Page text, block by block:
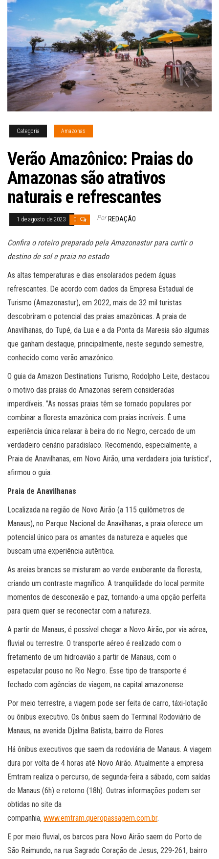
Categoria Amazonas
Verão Amazônico: Praias do
Amazonas são atrativos
naturais e refrescantes
1 de agosto de 2023 0 Por REDAÇÃO
Confira o roteiro preparado pela Amazonastur para curtir o
destino de sol e praia no estado
As altas temperaturas e dias ensolarados pedem águas
refrescantes. De acordo com dados da Empresa Estadual de
Turismo (Amazonastur), em 2022, mais de 32 mil turistas
descobriram o potencial das praias amazônicas. A praia de
Anavilhanas, do Tupé, da Lua e a da Ponta da Maresia são algumas
que ganham destaque, principalmente, neste segundo semestre,
conhecido como verão amazônico.
O guia da Amazon Destinations Turismo, Rodolpho Leite, destacou
o motivo das praias do Amazonas serem consideradas
imperdíveis. ”As nossas praias têm se tornado populares por
combinar a floresta amazônica com praias incríveis. É uma
experiência única relaxar à beira do rio Negro, cercado de um
verdadeiro cenário paradisíaco. Recomendo, especialmente, a
Praia de Anavilhanas, em Novo Airão, uma verdadeira joia turística”,
afirmou o guia.
Praia de Anavilhanas
Localizada na região de Novo Airão (a 115 quilômetros de
Manaus), no Parque Nacional de Anavilhanas, a praia oferece um
potencial único para os amantes da natureza e aqueles que
buscam uma experiência autêntica.
As areias brancas se misturam ao verde exuberante da floresta,
criando um contraste magnífico. A tranquilidade do local permite
momentos de desconexão e paz, tornando-a uma opção perfeita
para quem quer se reconectar com a natureza.
A partir de Manaus, é possível chegar a Novo Airão, por via aérea,
fluvial ou terrestre. O transporte aéreo é realizado com o
fretamento de um hidroavião a partir de Manaus, com o
espetacular pouso no Rio Negro. Esse tipo de transporte é
fechado com agências de viagem, na capital amazonense.
Por meio terrestre, a viagem pode ser feita de carro, táxi-lotação
ou ônibus executivo. Os ônibus saem do Terminal Rodoviário de
Manaus, na avenida Djalma Batista, bairro de Flores.
Há ônibus executivos que saem da rodoviária de Manaus. A viagem
dura por volta de 4 horas até Novo Airão. Atualmente a empresa
Emtram realiza o percurso, de segunda-feira a sábado, com saídas
de Manaus (6h) e retorno (18h). Outras informações podem ser
obtidas no site da
companhia, www.emtram.queropassagem.com.br.
E por meio fluvial, os barcos para Novo Airão saem do Porto de
São Raimundo, na rua Sagrado Coração de Jesus, 229-261, bairro